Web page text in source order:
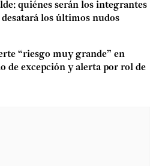
quiénes serán los integrantes
los últimos nudos
“riesgo muy grande” en
de excepción y alerta por rol de